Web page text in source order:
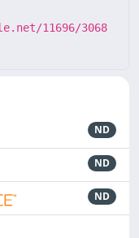
11696/3068
ND
ND
ND